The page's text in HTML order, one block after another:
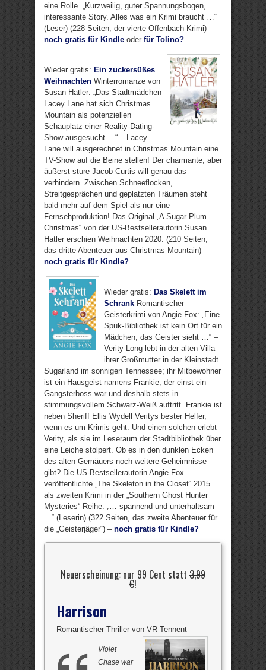
eine Rolle. „Kurzweilig, guter Spannungsbogen,
interessante Story. Alles was ein Krimi braucht …“
(Leser) (228 Seiten, der vierte Offenbach-Krimi) –
noch gratis für Kindle oder für Tolino?
Wieder gratis: Ein zuckersüßes
Weihnachten Winterromanze von
Susan Hatler: „Das Stadtmädchen
Lacey Lane hat sich Christmas
Mountain als potenziellen
Schauplatz einer Reality-Dating-
Show ausgesucht …“ – Lacey
Lane will ausgerechnet in Christmas Mountain eine
TV-Show auf die Beine stellen! Der charmante, aber
äußerst sture Jacob Curtis will genau das
verhindern. Zwischen Schneeflocken,
Streitgesprächen und geplatzten Träumen steht
bald mehr auf dem Spiel als nur eine
Fernsehproduktion! Das Original „A Sugar Plum
Christmas“ von der US-Bestsellerautorin Susan
Hatler erschien Weihnachten 2020. (210 Seiten,
das dritte Abenteuer aus Christmas Mountain) –
noch gratis für Kindle?
Wieder gratis: Das Skelett im
Schrank Romantischer
Geisterkrimi von Angie Fox: „Eine
Spuk-Bibliothek ist kein Ort für ein
Mädchen, das Geister sieht …“ –
Verity Long lebt in der alten Villa
ihrer Großmutter in der Kleinstadt
Sugarland im sonnigen Tennessee; ihr Mitbewohner
ist ein Hausgeist namens Frankie, der einst ein
Gangsterboss war und deshalb stets in
stimmungsvollem Schwarz-Weiß auftritt. Frankie ist
neben Sheriff Ellis Wydell Veritys bester Helfer,
wenn es um Krimis geht. Und einen solchen erlebt
Verity, als sie im Leseraum der Stadtbibliothek über
eine Leiche stolpert. Ob es in den dunklen Ecken
des alten Gemäuers noch weitere Geheimnisse
gibt? Die US-Bestsellerautorin Angie Fox
veröffentlichte „The Skeleton in the Closet“ 2015
als zweiten Krimi in der „Southern Ghost Hunter
Mysteries“-Reihe. „… spannend und unterhaltsam
…“ (Leserin) (322 Seiten, das zweite Abenteuer für
die „Geisterjäger“) – noch gratis für Kindle?
Neuerscheinung: nur 99 Cent statt 3,99
€!
Harrison
Romantischer Thriller von VR Tennent
Violet
Chase war